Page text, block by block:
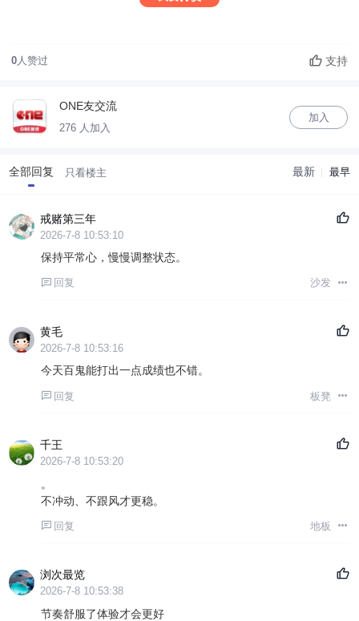
0人赞过 支持
ONE友交流
276 人加入
加入
全部回复 只看楼主 最新 最早
戒赌第三年
2026-7-8 10:53:10
保持平常心，慢慢调整状态。
回复 沙发
黄毛
2026-7-8 10:53:16
今天百鬼能打出一点成绩也不错。
回复 板凳
千王
2026-7-8 10:53:20
。
不冲动、不跟风才更稳。
回复 地板
浏次最览
2026-7-8 10:53:38
节奏舒服了体验才会更好